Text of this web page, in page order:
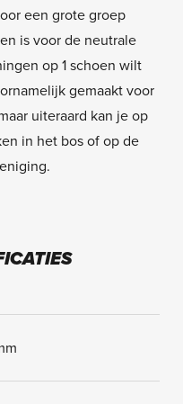
een grote groep
is voor de neutrale
op 1 schoen wilt
gemaakt voor
uiteraard kan je op
in het bos of op de